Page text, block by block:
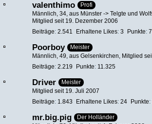
valenthimo
Profi
Männlich 34 aus Münster -> Telgte und
Mitglied seit 19. Dezember 2006
Beiträge 2.541 Erhaltene Likes 3 Punkte
Poorboy
Meister
Männlich 49 aus Gelsenkirchen
Mitglied
Beiträge 2.219 Punkte 11.325
Driver
Meister
Mitglied seit 19. Juli 2007
Beiträge 1.843 Erhaltene Likes 24 Punkte
mr.big.pig
Der Holländer